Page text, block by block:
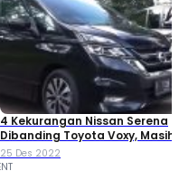
4 Kekurangan Nissan Serena
Dibanding Toyota Voxy, Masih
Beli?
25 Des 2022